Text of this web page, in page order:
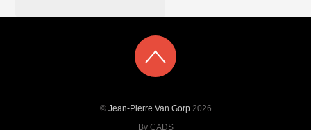
© Jean-Pierre Van Gorp2026
By CADS